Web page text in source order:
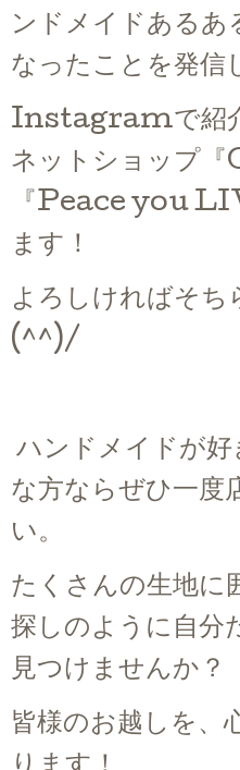
ンドメイドあるあ
なったことを発信
Instagramで紹介
ネットショップ
『Peace you
ます！
よろしければそち
(^^)/
ハンドメイドが好
な方ならぜひ一度
い。
たくさんの生地に
探しのように自分
見つけませんか？
皆様のお越しを、